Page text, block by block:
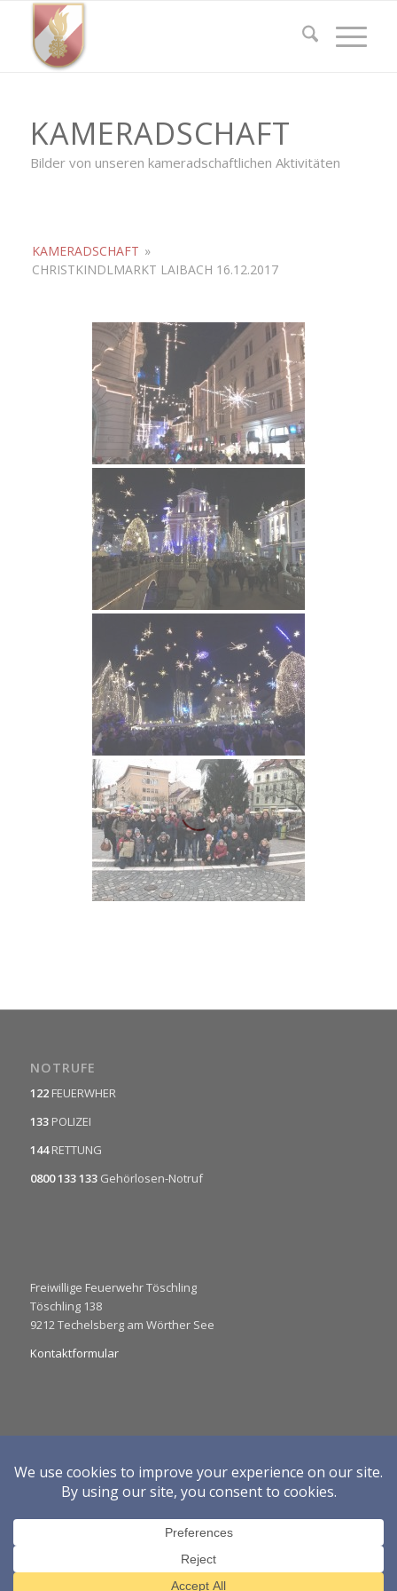
KAMERADSCHAFT
Bilder von unseren kameradschaftlichen Aktivitäten
KAMERADSCHAFT »
CHRISTKINDLMARKT LAIBACH 16.12.2017
NOTRUFE
122FEUERWHER
133POLIZEI
144RETTUNG
0800 133 133 Gehörlosen-Notruf
Freiwillige Feuerwehr Töschling
Töschling 138
9212 Techelsberg am Wörther See
Kontaktformular
Datenschutzerklärung
stimmst du der Verwendung von Cookies zu.